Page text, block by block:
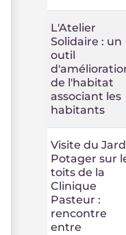
L'Atelier
Solidaire : un
outil
de l'habitat
associant les
habitants
Visite du
Potager sur
toits de la
Clinique
Pasteur :
rencontre
entre